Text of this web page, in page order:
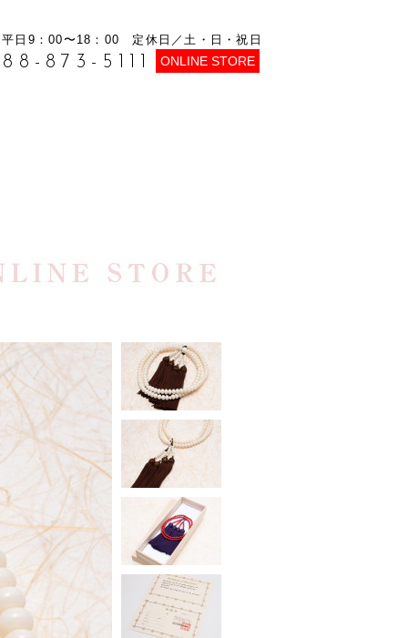
平日9：00〜18：00 定休日／土・日・祝日
873-5111 ONLINE STORE